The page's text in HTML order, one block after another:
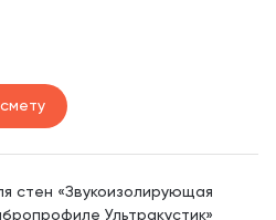
стен «Звукоизолирующая
Ультракустик»